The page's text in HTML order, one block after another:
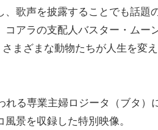
歌声を披露することでも話題
アラの支配人バスター・ムー
まざまな動物たちが人生を変
る専業主婦ロジータ（ブタ）
景を収録した特別映像。